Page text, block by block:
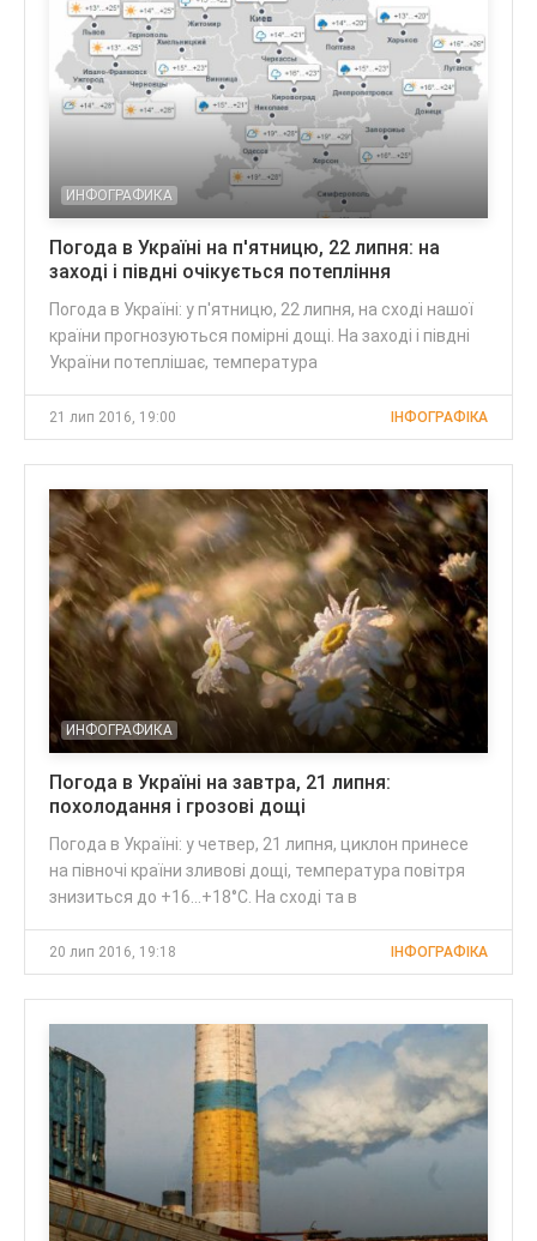
ИНФОГРАФИКА
Погода в Україні на п'ятницю, 22 липня: на
заході і півдні очікується потепління
Погода в Україні: у п'ятницю, 22 липня, на сході нашої
країни прогнозуються помірні дощі. На заході і півдні
України потеплішає, температура
21 лип 2016, 19:00 ІНФОГРАФІКА
ИНФОГРАФИКА
Погода в Україні на завтра, 21 липня:
похолодання і грозові дощі
Погода в Україні: у четвер, 21 липня, циклон принесе
на півночі країни зливові дощі, температура повітря
знизиться до +16...+18°С. На сході та в
20 лип 2016, 19:18 ІНФОГРАФІКА